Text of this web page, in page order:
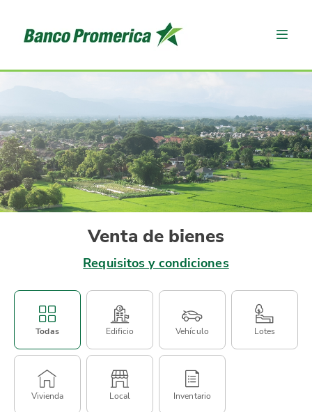
Venta de bienes
Requisitos y condiciones
Todas Edificio Vehículo Lotes
Vivienda Local Inventario